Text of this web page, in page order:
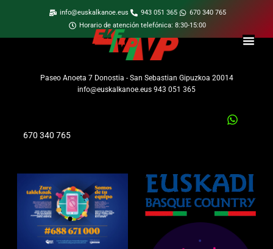
info@euskalkanoe.eus 943 051 365
670 340 765
Horario de atención telefónica: 8:30-15:00
Paseo Anoeta 7 Donostia - San Sebastian Gipuzkoa 20014
info@euskalkanoe.eus 943 051 365
670 340 765